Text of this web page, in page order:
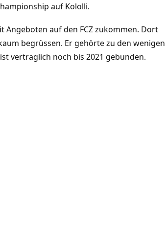
auf Kololli.
Angeboten auf den FCZ zukommen. Dort
begrüssen. Er gehörte zu den wenigen
vertraglich noch bis 2021 gebunden.